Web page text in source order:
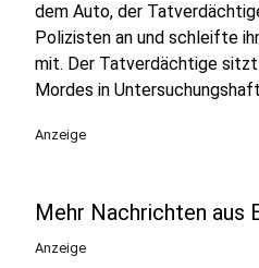
dem Auto, der
Polizisten an und schleifte
mit. Der Tatverdächtige
Mordes in
Anzeige
Mehr Nachrichten aus
Anzeige